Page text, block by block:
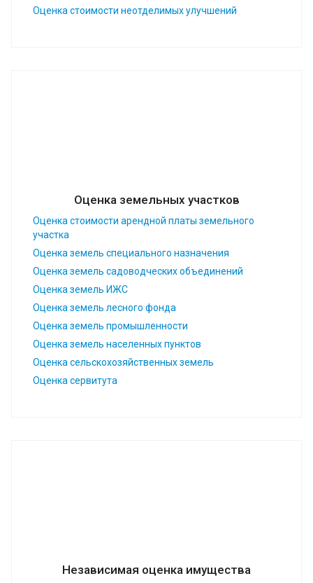
Оценка стоимости неотделимых улучшений
Оценка земельных участков
Оценка стоимости арендной платы земельного
участка
Оценка земель специального назначения
Оценка земель садоводческих объединений
Оценка земель ИЖС
Оценка земель лесного фонда
Оценка земель промышленности
Оценка земель населенных пунктов
Оценка сельскохозяйственных земель
Оценка сервитута
Независимая оценка имущества